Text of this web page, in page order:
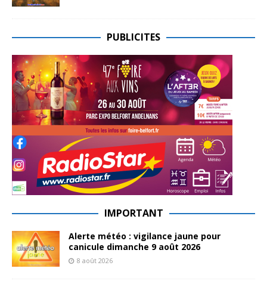
PUBLICITES
IMPORTANT
Alerte météo : vigilance jaune pour
canicule dimanche 9 août 2026
8 août 2026